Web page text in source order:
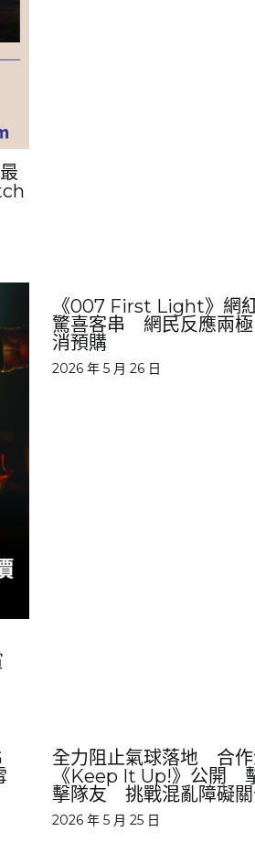
《007 First Light》網
驚喜客串 網民反應兩
消預購
2026 年 5 月 26 日
全力阻止氣球落地 合作
《Keep It Up!》公開
擊隊友 挑戰混亂障礙
2026 年 5 月 25 日